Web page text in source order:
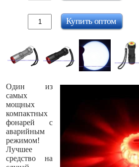
Купить оптом
Один из
самых
мощных
компактных
фонарей с
аварийным
режимом!
Лучшее
средство на